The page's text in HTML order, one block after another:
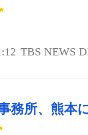
TBS NEWS
務所、熊本